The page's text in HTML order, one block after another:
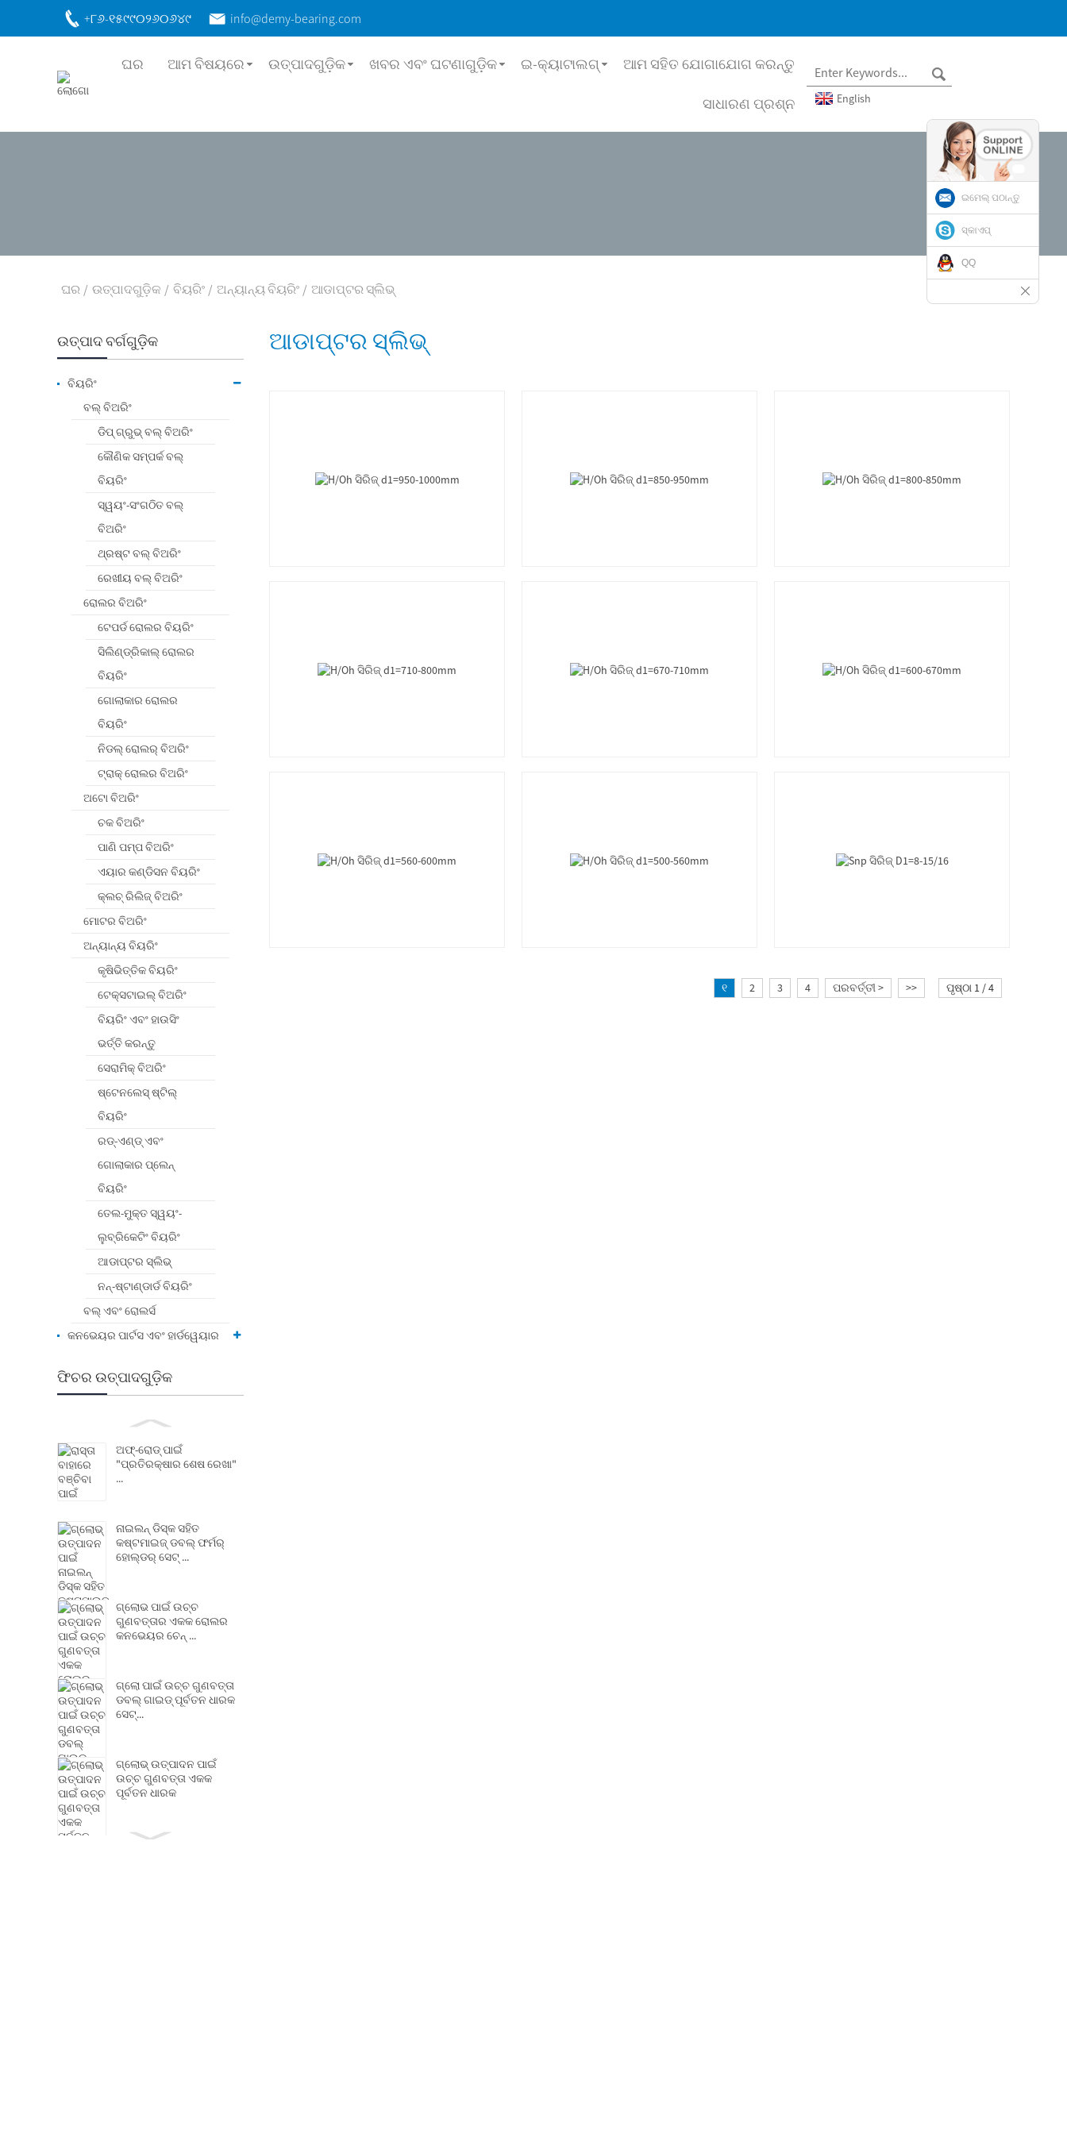
+୮୬-୧୫୯୯୦୨୬୦୬୪୯ info@demy-bearing.com
ଘର ଆମ ବିଷୟରେ ଉତ୍ପାଦଗୁଡ଼ିକ ଖବର ଏବଂ ଘଟଣାଗୁଡ଼ିକ ଇ-କ୍ୟାଟାଲଗ୍ ଆମ ସହିତ ଯୋଗାଯୋଗ କରନ୍ତୁ
ସାଧାରଣ ପ୍ରଶ୍ନ English
ଘର ଉତ୍ପାଦଗୁଡ଼ିକ ବିୟରିଂ ଅନ୍ୟାନ୍ୟ ବିୟରିଂ ଆଡାପ୍ଟର ସ୍ଲିଭ୍
ଉତ୍ପାଦ ବର୍ଗଗୁଡ଼ିକ
ବିୟରିଂ
ବଲ୍ ବିଅରିଂ
ଡିପ୍ ଗ୍ରୁଭ୍ ବଲ୍ ବିଅରିଂ
କୌଣିକ ସମ୍ପର୍କ ବଲ୍
ବିୟରିଂ
ସ୍ୱୟଂ-ସଂଗଠିତ ବଲ୍
ବିଅରିଂ
ଥ୍ରଷ୍ଟ ବଲ୍ ବିଅରିଂ
ରେଖୀୟ ବଲ୍ ବିଅରିଂ
ରୋଲର ବିଅରିଂ
ଟେପର୍ଡ ରୋଲର ବିୟରିଂ
ସିଲିଣ୍ଡ୍ରିକାଲ୍ ରୋଲର
ବିୟରିଂ
ଗୋଲାକାର ରୋଲର
ବିୟରିଂ
ନିଡଲ୍ ରୋଲର୍ ବିଅରିଂ
ଟ୍ରାକ୍ ରୋଲର ବିଅରିଂ
ଅଟୋ ବିଅରିଂ
ଚକ ବିଅରିଂ
ପାଣି ପମ୍ପ ବିଅରିଂ
ଏୟାର କଣ୍ଡିସନ ବିୟରିଂ
କ୍ଲଚ୍ ରିଲିଜ୍ ବିଅରିଂ
ମୋଟର ବିଅରିଂ
ଅନ୍ୟାନ୍ୟ ବିୟରିଂ
କୃଷିଭିତ୍ତିକ ବିୟରିଂ
ଟେକ୍ସଟାଇଲ୍ ବିଅରିଂ
ବିୟରିଂ ଏବଂ ହାଉସିଂ
ଭର୍ତ୍ତି କରନ୍ତୁ
ସେରାମିକ୍ ବିଅରିଂ
ଷ୍ଟେନଲେସ୍ ଷ୍ଟିଲ୍
ବିୟରିଂ
ରଡ୍-ଏଣ୍ଡ୍ ଏବଂ
ଗୋଲାକାର ପ୍ଲେନ୍
ବିୟରିଂ
ତେଲ-ମୁକ୍ତ ସ୍ୱୟଂ-
ଲୁବ୍ରିକେଟିଂ ବିୟରିଂ
ଆଡାପ୍ଟର ସ୍ଲିଭ୍
ନନ୍-ଷ୍ଟାଣ୍ଡାର୍ଡ ବିୟରିଂ
ବଲ୍ ଏବଂ ରୋଲର୍ସ
କନଭେୟର ପାର୍ଟସ ଏବଂ ହାର୍ଡୱେୟାର
ଫିଚର ଉତ୍ପାଦଗୁଡ଼ିକ
ଅଫ୍-ରୋଡ୍ ପାଇଁ
"ପ୍ରତିରକ୍ଷାର ଶେଷ ରେଖା"
...
ନାଇଲନ୍ ଡିସ୍କ ସହିତ
କଷ୍ଟମାଇଜ୍ ଡବଲ୍ ଫର୍ମର୍
ହୋଲ୍ଡର୍ ସେଟ୍ ...
ଗ୍ଲୋଭ ପାଇଁ ଉଚ୍ଚ
ଗୁଣବତ୍ତାର ଏକକ ରୋଲର
କନଭେୟର ଚେନ୍ ...
ଗ୍ଲୋ ପାଇଁ ଉଚ୍ଚ ଗୁଣବତ୍ତା
ଡବଲ୍ ଗାଇଡ୍ ପୂର୍ବତନ ଧାରକ
ସେଟ୍...
ଗ୍ଲୋଭ୍ ଉତ୍ପାଦନ ପାଇଁ
ଉଚ୍ଚ ଗୁଣବତ୍ତା ଏକକ
ପୂର୍ବତନ ଧାରକ
କ୍ଲଚ୍ ରିଲିଜ୍ ବିଅରିଂ
ଆଡାପ୍ଟର ସ୍ଲିଭ୍
୧ 2 3 4 ପରବର୍ତ୍ତୀ > >> ପୃଷ୍ଠା 1 / 4
ଇମେଲ୍ ପଠାନ୍ତୁ
ସ୍କାଏପ୍
QQ